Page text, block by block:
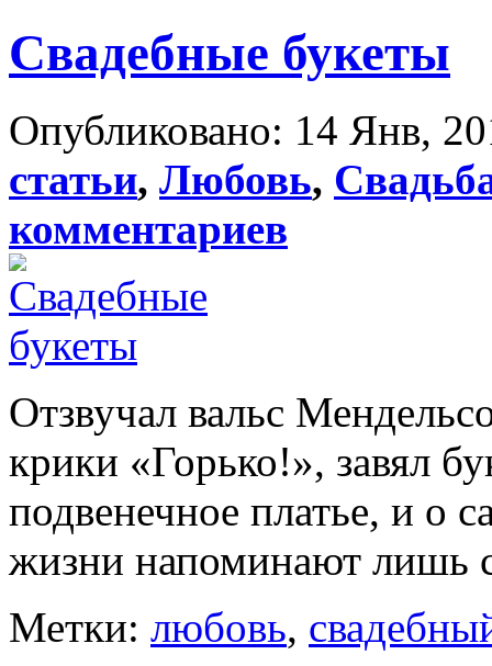
Свадебные букеты
Опубликовано: 14 Янв,
статьи, Любовь,
комментариев
Отзвучал вальс
крики «Горько!», завял
подвенечное платье, и о
жизни напоминают лишь
Метки: любовь,